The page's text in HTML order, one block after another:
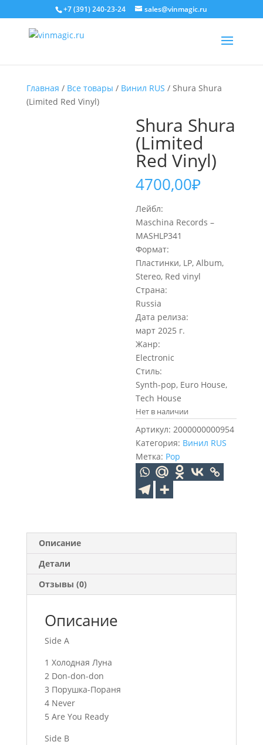
+7 (391) 240-23-24 sales@vinmagic.ru
Главная / Все товары / Винил RUS / Shura Shura
(Limited Red Vinyl)
Shura Shura
(Limited
Red Vinyl)
4700,00₽
Лейбл:
Maschina Records –
MASHLP341
Формат:
Пластинки, LP, Album,
Stereo, Red vinyl
Страна:
Russia
Дата релиза:
март 2025 г.
Жанр:
Electronic
Стиль:
Synth-pop, Euro House,
Tech House
Нет в наличии
Артикул:2000000000954
Категория: Винил RUS
Метка: Pop
Описание
Детали
Отзывы (0)
Описание
Side A
1 Холодная Луна
2 Don-don-don
3 Порушка-Пораня
4 Never
5 Are You Ready
Side B